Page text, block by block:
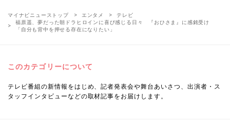
マイナビニューストップ エンタメ
テレビ
福原遥、夢だった朝ドラヒロインに喜び感じる日々 『おひさま』に感銘受け
「自分も背中を押せる存在になりたい」
このカテゴリーについて
テレビ番組の新情報をはじめ、記者発表会や舞台あいさつ、出演者・ス
タッフインタビューなどの取材記事をお届けします。